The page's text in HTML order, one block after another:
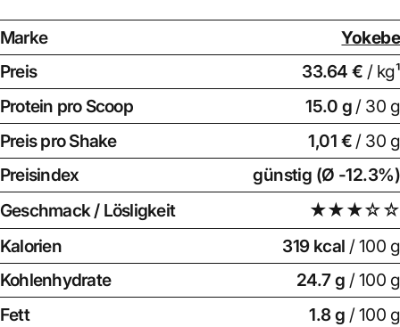
Marke
Yokebe
Preis
33.64 € / kg¹
Protein pro Scoop
15.0 g / 30 g
Preis pro Shake
1,01 € / 30 g
Preisindex
günstig (Ø -12.3%)
Geschmack / Lösligkeit
★★★☆☆
Kalorien
319 kcal / 100 g
Kohlenhydrate
24.7 g / 100 g
Fett
1.8 g / 100 g